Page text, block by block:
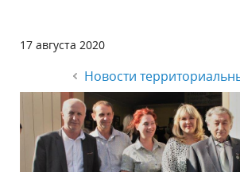
17 августа 2020
Новости